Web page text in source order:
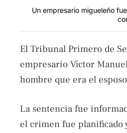
Un empresario migueleño
El Tribunal Primero de
empresario Víctor
hombre que era el
La sentencia fue
el crimen fue planificado